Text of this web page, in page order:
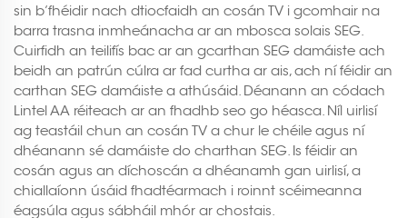
sin b’fhéidir nach dtiocfaidh an cosán TV i gcomhair na
barra trasna inmheánacha ar an mbosca solais SEG.
Cuirfidh an teilifís bac ar an gcarthan SEG damáiste ach
beidh an patrún cúlra ar fad curtha ar ais, ach ní féidir an
carthan SEG damáiste a athúsáid. Déanann an códach
Lintel AA réiteach ar an fhadhb seo go héasca. Níl uirlisí
ag teastáil chun an cosán TV a chur le chéile agus ní
dhéanann sé damáiste do charthan SEG. Is féidir an
cosán agus an díchoscán a dhéanamh gan uirlisí, a
chiallaíonn úsáid fhadtéarmach i roinnt scéimeanna
éagsúla agus sábháil mhór ar chostais.